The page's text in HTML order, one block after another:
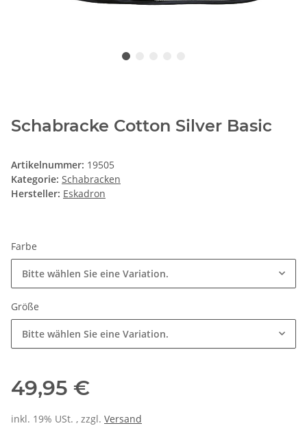
Schabracke Cotton Silver Basic
Artikelnummer: 19505
Kategorie: Schabracken
Hersteller: Eskadron
Farbe
Bitte wählen Sie eine Variation.
Größe
Bitte wählen Sie eine Variation.
49,95 €
inkl. 19% USt. , zzgl. Versand